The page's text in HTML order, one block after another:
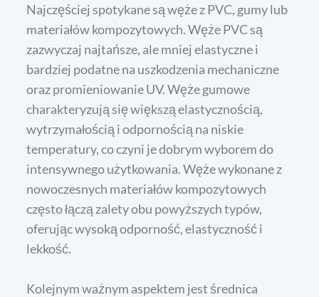
Najczęściej spotykane są węże z PVC, gumy lub
materiałów kompozytowych. Węże PVC są
zazwyczaj najtańsze, ale mniej elastyczne i
bardziej podatne na uszkodzenia mechaniczne
oraz promieniowanie UV. Węże gumowe
charakteryzują się większą elastycznością,
wytrzymałością i odpornością na niskie
temperatury, co czyni je dobrym wyborem do
intensywnego użytkowania. Węże wykonane z
nowoczesnych materiałów kompozytowych
często łączą zalety obu powyższych typów,
oferując wysoką odporność, elastyczność i
lekkość.
Kolejnym ważnym aspektem jest średnica